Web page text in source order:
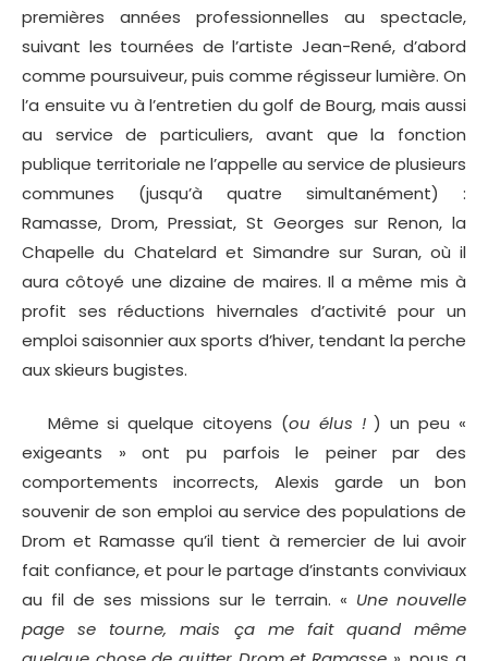
premières années professionnelles au spectacle,
suivant les tournées de l’artiste Jean-René, d’abord
comme poursuiveur, puis comme régisseur lumière. On
l’a ensuite vu à l’entretien du golf de Bourg, mais aussi
au service de particuliers, avant que la fonction
publique territoriale ne l’appelle au service de plusieurs
communes (jusqu’à quatre simultanément) :
Ramasse, Drom, Pressiat, St Georges sur Renon, la
Chapelle du Chatelard et Simandre sur Suran, où il
aura côtoyé une dizaine de maires. Il a même mis à
profit ses réductions hivernales d’activité pour un
emploi saisonnier aux sports d’hiver, tendant la perche
aux skieurs bugistes.
Même si quelque citoyens (ou élus !) un peu «
exigeants » ont pu parfois le peiner par des
comportements incorrects, Alexis garde un bon
souvenir de son emploi au service des populations de
Drom et Ramasse qu’il tient à remercier de lui avoir
fait confiance, et pour le partage d’instants conviviaux
au fil de ses missions sur le terrain. « Une nouvelle
page se tourne, mais ça me fait quand même